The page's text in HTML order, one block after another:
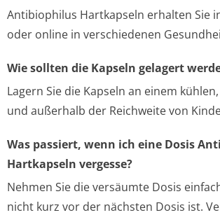
Antibiophilus Hartkapseln erhalten Sie
oder online in verschiedenen
Wie sollten die Kapseln gelagert
Lagern Sie die Kapseln an einem
und außerhalb der Reichweite von
Was passiert, wenn ich eine Dosis
Hartkapseln vergesse?
Nehmen Sie die versäumte Dosis
nicht kurz vor der nächsten Dosis ist.